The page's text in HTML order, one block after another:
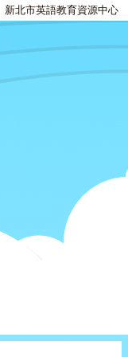
新北市英語教育資源中心